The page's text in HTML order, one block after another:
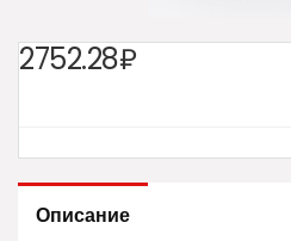
2752.28₽
Описание